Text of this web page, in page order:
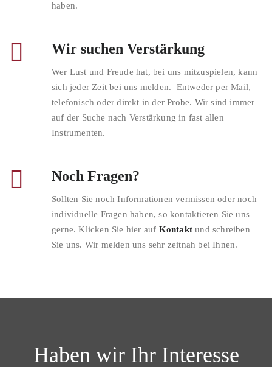
haben.
Wir suchen Verstärkung
Wer Lust und Freude hat, bei uns mitzuspielen, kann
sich jeder Zeit bei uns melden. Entweder per Mail,
telefonisch oder direkt in der Probe. Wir sind immer
auf der Suche nach Verstärkung in fast allen
Instrumenten.
Noch Fragen?
Sollten Sie noch Informationen vermissen oder noch
individuelle Fragen haben, so kontaktieren Sie uns
gerne. Klicken Sie hier auf Kontakt und schreiben
Sie uns. Wir melden uns sehr zeitnah bei Ihnen.
Haben wir Ihr Interesse